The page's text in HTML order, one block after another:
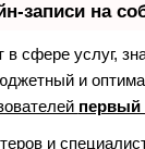
записи на
в сфере услуг,
и
первый
и